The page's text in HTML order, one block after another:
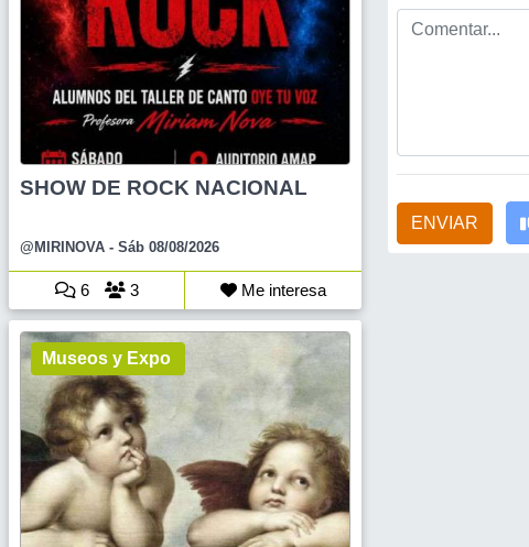
SHOW DE ROCK NACIONAL
@MIRINOVA - Sáb 08/08/2026
6 3 Me interesa
Museos y Expo
ENVIAR